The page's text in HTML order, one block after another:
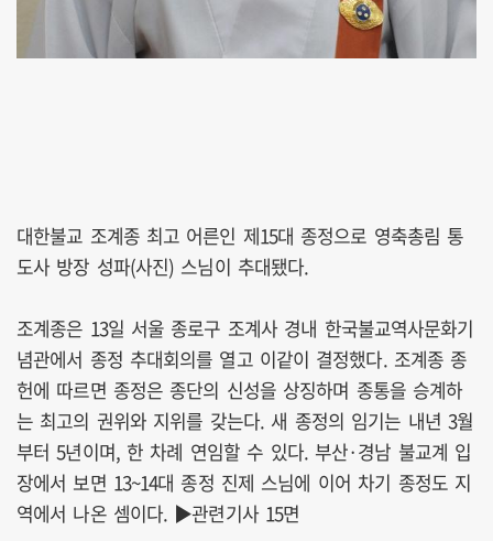
대한불교 조계종 최고 어른인 제15대 종정으로 영축총림 통
도사 방장 성파(사진) 스님이 추대됐다.
조계종은 13일 서울 종로구 조계사 경내 한국불교역사문화기
념관에서 종정 추대회의를 열고 이같이 결정했다. 조계종 종
헌에 따르면 종정은 종단의 신성을 상징하며 종통을 승계하
는 최고의 권위와 지위를 갖는다. 새 종정의 임기는 내년 3월
부터 5년이며, 한 차례 연임할 수 있다. 부산·경남 불교계 입
장에서 보면 13~14대 종정 진제 스님에 이어 차기 종정도 지
역에서 나온 셈이다. ▶관련기사 15면